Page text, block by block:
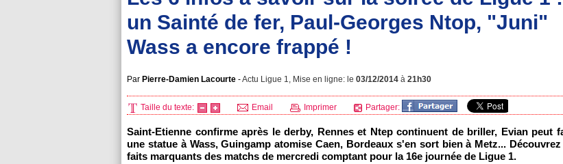
un Sainté de fer, Paul-Georges Ntop, "Juni"
Wass a encore frappé !
Par Pierre-Damien Lacourte -Actu Ligue 1, Mise en ligne: le 03/12/2014 à 21h30
Taille du texte: Email Imprimer Partager:
Saint-Etienne confirme après le derby, Rennes et Ntep continuent de briller, Evian peut
une statue à Wass, Guingamp atomise Caen, Bordeaux s'en sort bien à Metz...
faits marquants des matchs de mercredi comptant pour la 16e journée de Ligue 1.